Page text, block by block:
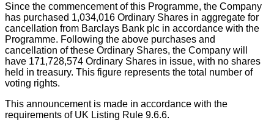
Since the commencement of this Programme, the Company
has purchased 1,034,016 Ordinary Shares in aggregate for
cancellation from Barclays Bank plc in accordance with the
Programme. Following the above purchases and
cancellation of these Ordinary Shares, the Company will
have 171,728,574 Ordinary Shares in issue, with no shares
held in treasury. This figure represents the total number of
voting rights.
This announcement is made in accordance with the
requirements of UK Listing Rule 9.6.6.